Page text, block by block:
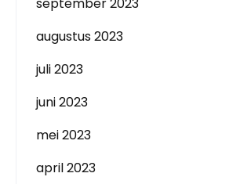
augustus 2023
juli 2023
juni 2023
mei 2023
april 2023